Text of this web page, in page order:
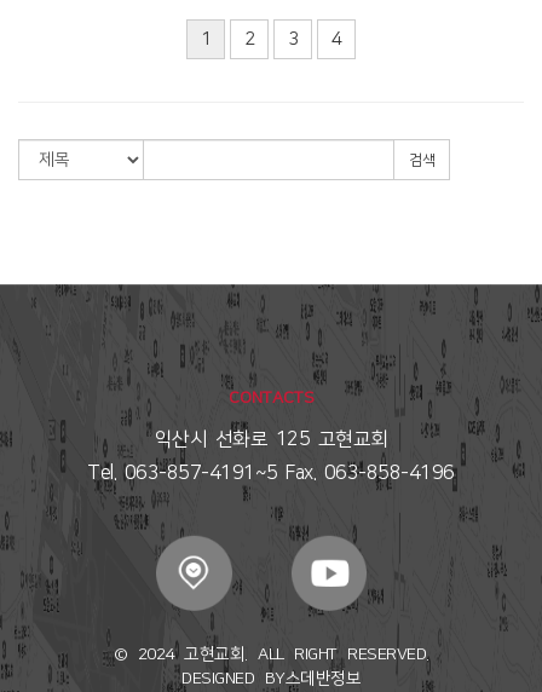
1 2 3 4
검색
CONTACTS
익산시 선화로 125 고현교회
Tel. 063-857-4191~5 Fax. 063-858-4196
© 2024 고현교회. ALL RIGHT RESERVED.
DESIGNED BY스데반정보